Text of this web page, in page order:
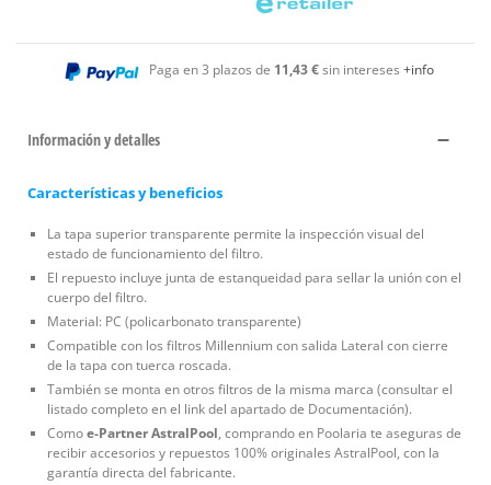
Paga en 3 plazos de 11,43 €sin intereses +info
Información y detalles
Características y beneficios
La tapa superior transparente permite la inspección visual del
estado de funcionamiento del filtro.
El repuesto incluye junta de estanqueidad para sellar la unión con el
cuerpo del filtro.
Material: PC (policarbonato transparente)
Compatible con los filtros Millennium con salida Lateral con cierre
de la tapa con tuerca roscada.
También se monta en otros filtros de la misma marca (consultar el
listado completo en el link del apartado de Documentación).
Comoe-Partner AstralPool, comprando en Poolaria te aseguras de
recibir accesorios y repuestos 100% originales AstralPool, con la
garantía directa del fabricante.